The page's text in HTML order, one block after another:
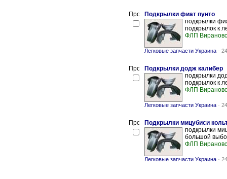
Подкрылки фиат пунто
подкрылки
подкрылок к
ФЛП
Легковые запчасти Украина -
Подкрылки додж калибер
подкрылки
подкрылок к
ФЛП
Легковые запчасти Украина -
Подкрылки мицубиси
подкрылки
большой
ФЛП
Легковые запчасти Украина -